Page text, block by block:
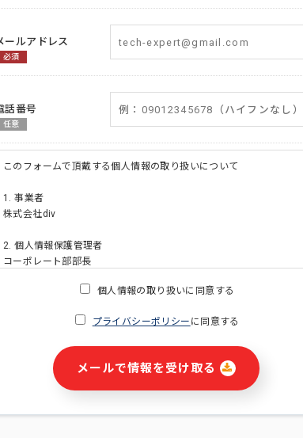
ールアドレス
必須
話番号
任意
このフォームで頂戴する個人情報の取り扱いについて
1. 事業者
株式会社div
2. 個人情報保護管理者
コーポレート部部長
・ご請求された資料の送付のため
・本サービス及び本サービスに関連する情報(当社及び第三者のサー
ビス又は商品等の広告配信・宣伝を含みますが、それらに限定されま
せん)の提供又はそれらに関する連絡のため
個人情報の取り扱いに同意する
プライバシーポリシー に同意する
メールで情報を受け取る